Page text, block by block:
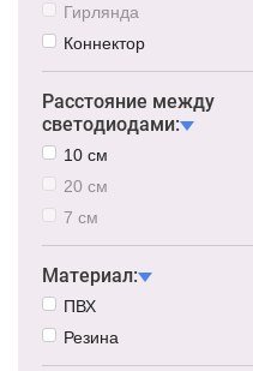
Гирлянда
Коннектор
Расстояние между
светодиодами:
10 см
20 см
7 см
Материал:
ПВХ
Резина